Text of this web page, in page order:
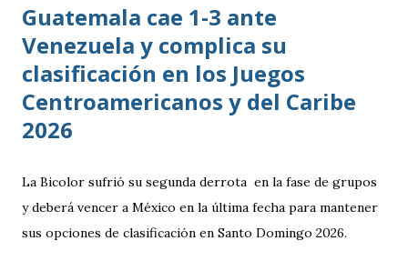
Guatemala cae 1-3 ante
Venezuela y complica su
clasificación en los Juegos
Centroamericanos y del Caribe
2026
La Bicolor sufrió su segunda derrota en la fase de grupos
y deberá vencer a México en la última fecha para mantener
sus opciones de clasificación en Santo Domingo 2026.